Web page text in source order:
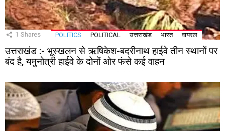
1 Shares POLITICS POLITICAL उत्तराखंड भारत वायरल
उत्तराखंड :- भूस्खलन से ऋषिकेश-बदरीनाथ हाईवे तीन स्थानों पर
बंद है, यमुनोत्री हाईवे के दोनों ओर फंसे कई वाहन